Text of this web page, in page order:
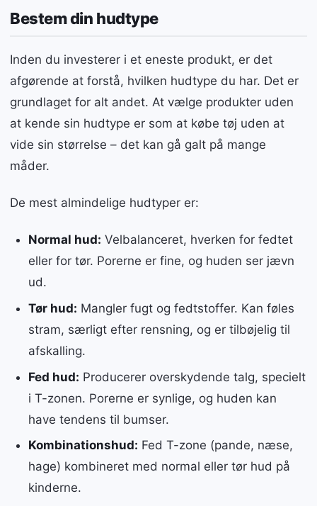
Bestem din hudtype
Inden du investerer i et eneste produkt, er det
afgørende at forstå, hvilken hudtype du har. Det er
grundlaget for alt andet. At vælge produkter uden
at kende sin hudtype er som at købe tøj uden at
vide sin størrelse – det kan gå galt på mange
måder.
De mest almindelige hudtyper er:
Normal hud: Velbalanceret, hverken for fedtet
eller for tør. Porerne er fine, og huden ser jævn
ud.
Tør hud: Mangler fugt og fedtstoffer. Kan føles
stram, særligt efter rensning, og er tilbøjelig til
afskalling.
Fed hud: Producerer overskydende talg, specielt
i T-zonen. Porerne er synlige, og huden kan
have tendens til bumser.
Kombinationshud: Fed T-zone (pande, næse,
hage) kombineret med normal eller tør hud på
kinderne.